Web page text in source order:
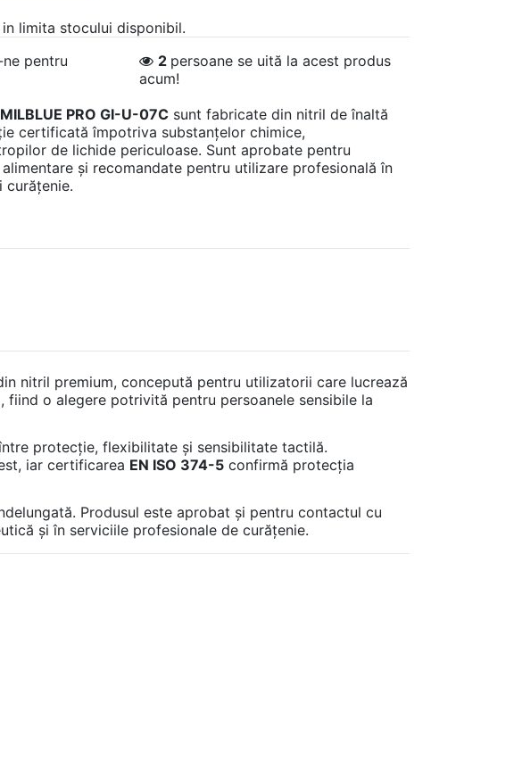
limita stocului disponibil.
pentru
2 persoane se uită la acest produs
acum!
PRO GI-U-07C sunt fabricate din nitril de înaltă
certificată împotriva substanțelor chimice,
de lichide periculoase. Sunt aprobate pentru
și recomandate pentru utilizare profesională în
curățenie.
nitril premium, concepută pentru utilizatorii care lucrează
o alegere potrivită pentru persoanele sensibile la
protecție, flexibilitate și sensibilitate tactilă.
iar certificarea EN ISO 374-5 confirmă protecția
Produsul este aprobat și pentru contactul cu
și în serviciile profesionale de curățenie.